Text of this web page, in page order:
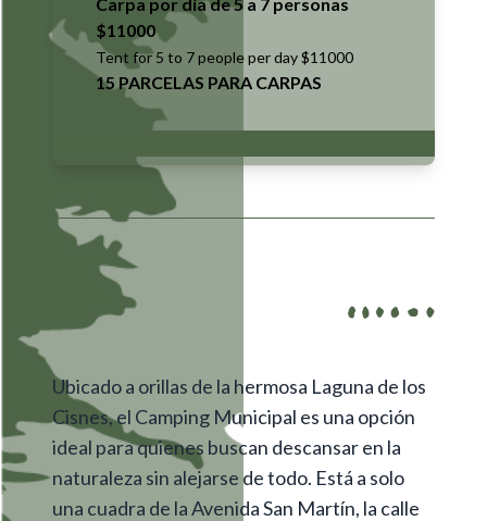
$11000
Tent for 5 to 7 people per day $11000
15 PARCELAS PARA CARPAS
Ubicado a orillas de la hermosa Laguna de los
Cisnes, el Camping Municipal es una opción
ideal para quienes buscan descansar en la
naturaleza sin alejarse de todo. Está a solo
una cuadra de la Avenida San Martín, la calle